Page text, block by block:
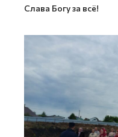
Слава Богу за всё!